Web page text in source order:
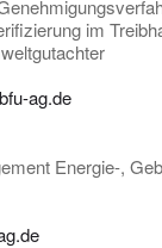
im
ag.de
Energie-,